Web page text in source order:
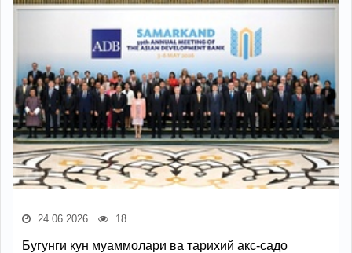
24.06.2026 18
Бугунги кун муаммолари ва тарихий акс-садо